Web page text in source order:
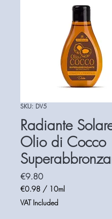
SKU: DV5
Radiante
Olio di Cocco
€9.80Price
€0.98 / 10ml
€0.98
per
VAT Included